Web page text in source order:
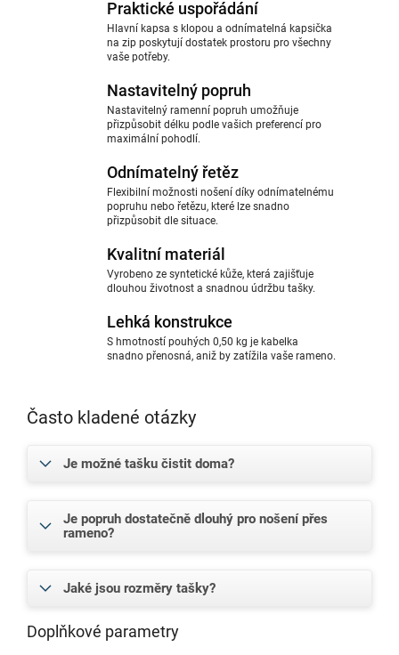
Praktické uspořádání
Hlavní kapsa s klopou a odnímatelná kapsička
na zip poskytují dostatek prostoru pro všechny
vaše potřeby.
Nastavitelný popruh
Nastavitelný ramenní popruh umožňuje
přizpůsobit délku podle vašich preferencí pro
maximální pohodlí.
Odnímatelný řetěz
Flexibilní možnosti nošení díky odnímatelnému
popruhu nebo řetězu, které lze snadno
přizpůsobit dle situace.
Kvalitní materiál
Vyrobeno ze syntetické kůže, která zajišťuje
dlouhou životnost a snadnou údržbu tašky.
Lehká konstrukce
S hmotností pouhých 0,50 kg je kabelka
snadno přenosná, aniž by zatížila vaše rameno.
Často kladené otázky
Je možné tašku čistit doma?
Je popruh dostatečně dlouhý pro nošení přes
rameno?
Jaké jsou rozměry tašky?
Doplňkové parametry